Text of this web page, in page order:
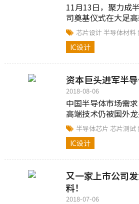
11月13日，聚力成
司奠基仪式在大足
研发、生产全球半导
外延片、芯片为主。
芯片设计半导体材料
IC设计
资本巨头进军半
2018-08-06
中国半导体市场需
高端技术仍被国外
代势在必行。国家和
倾斜，使得国内半导
半导体芯片 芯片测试
IC设计
又一家上市公司
料！
2018-07-06